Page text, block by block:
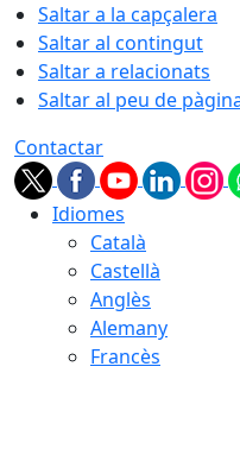
Saltar a la capçalera
Saltar al contingut
Saltar a relacionats
Saltar al peu de
Contactar
Idiomes
Català
Castellà
Anglès
Alemany
Francès